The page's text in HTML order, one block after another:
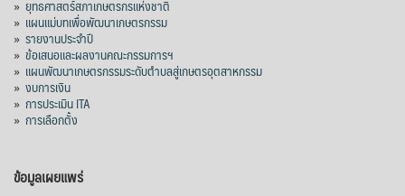
» ยุทธศาสตร์สภาเกษตรกรแห่งชาติ
» แผนแม่บทเพื่อพัฒนาเกษตรกรรม
» รายงานประจำปี
» ข้อเสนอและผลงานคณะกรรมการฯ
» แผนพัฒนาเกษตรกรรมระดับตำบลสู่เกษตรอุตสาหกรรม
» งบการเงิน
» การประเมิน ITA
» การเลือกตั้ง
ข้อมูลเผยแพร่